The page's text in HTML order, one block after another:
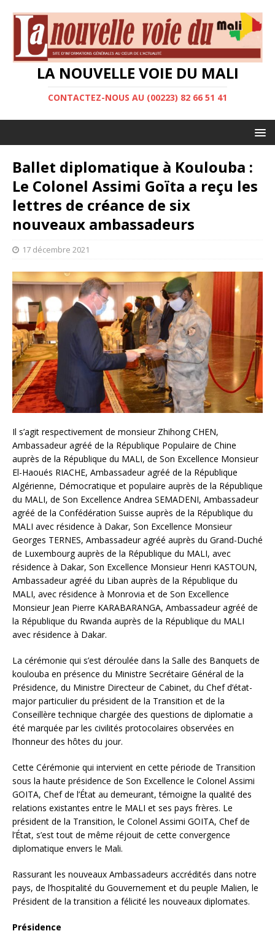
LA NOUVELLE VOIE DU MALI
CONTACTEZ-NOUS AU (00223) 82 66 51 41
Ballet diplomatique à Koulouba :
Le Colonel Assimi Goïta a reçu les
lettres de créance de six
nouveaux ambassadeurs
17 décembre 2021
Il s’agit respectivement de monsieur Zhihong CHEN,
Ambassadeur agréé de la République Populaire de Chine
auprès de la République du MALI, de Son Excellence Monsieur
El-Haoués RIACHE, Ambassadeur agréé de la République
Algérienne, Démocratique et populaire auprès de la République
du MALI, de Son Excellence Andrea SEMADENI, Ambassadeur
agréé de la Confédération Suisse auprès de la République du
MALI avec résidence à Dakar, Son Excellence Monsieur
Georges TERNES, Ambassadeur agréé auprès du Grand-Duché
de Luxembourg auprès de la République du MALI, avec
résidence à Dakar, Son Excellence Monsieur Henri KASTOUN,
Ambassadeur agréé du Liban auprès de la République du
MALI, avec résidence à Monrovia et de Son Excellence
Monsieur Jean Pierre KARABARANGA, Ambassadeur agréé de
la République du Rwanda auprès de la République du MALI
avec résidence à Dakar.
La cérémonie qui s’est déroulée dans la Salle des Banquets de
koulouba en présence du Ministre Secrétaire Général de la
Présidence, du Ministre Directeur de Cabinet, du Chef d’état-
major particulier du président de la Transition et de la
Conseillère technique chargée des questions de diplomatie a
été marquée par les civilités protocolaires observées en
l’honneur des hôtes du jour.
Cette Cérémonie qui intervient en cette période de Transition
sous la haute présidence de Son Excellence le Colonel Assimi
GOITA, Chef de l’État au demeurant, témoigne la qualité des
relations existantes entre le MALI et ses pays frères. Le
président de la Transition, le Colonel Assimi GOITA, Chef de
l’État, s’est tout de même réjouit de cette convergence
diplomatique envers le Mali.
Rassurant les nouveaux Ambassadeurs accrédités dans notre
pays, de l’hospitalité du Gouvernement et du peuple Malien, le
Président de la transition a félicité les nouveaux diplomates.
Présidence